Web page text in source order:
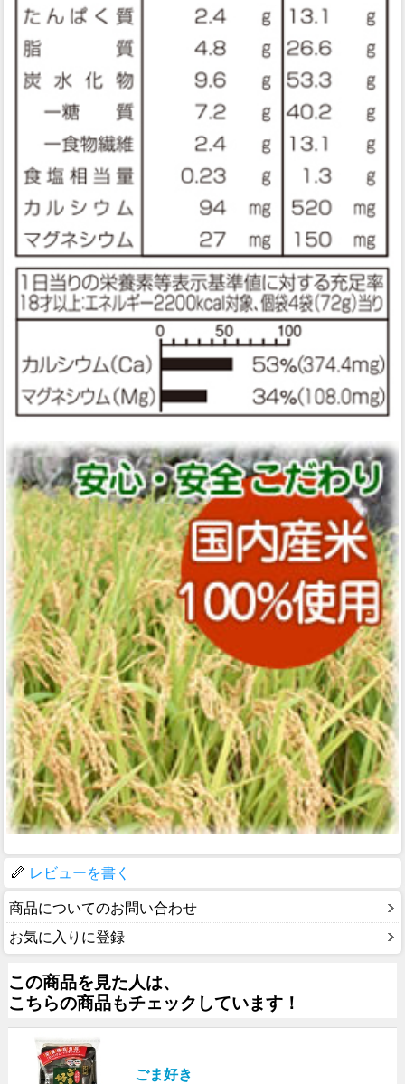
レビューを書く
商品についてのお問い合わせ
お気に入りに登録
この商品を見た人は、
こちらの商品もチェックしています！
ごま好き